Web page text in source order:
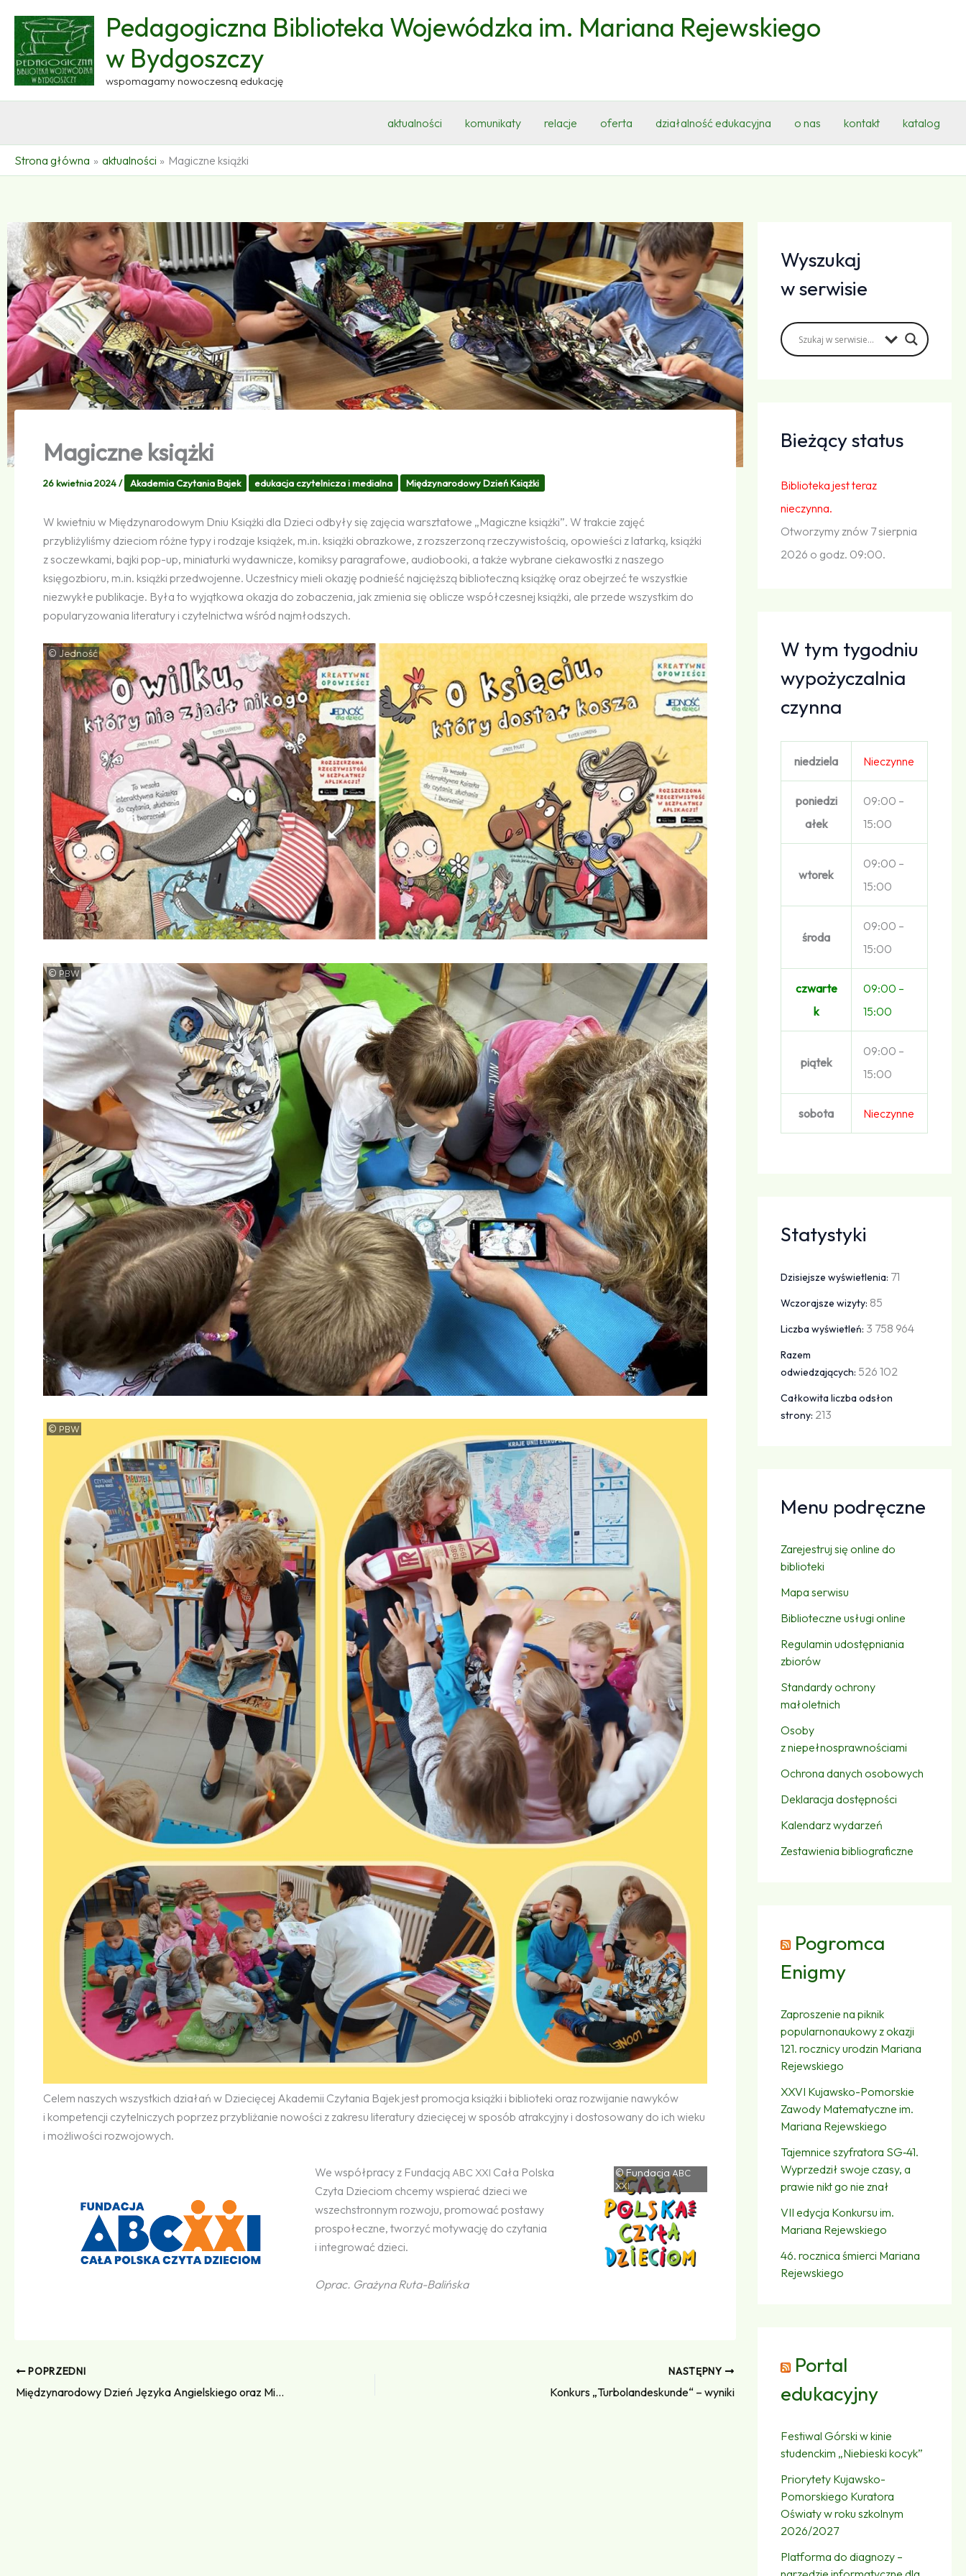
treści
Pedagogiczna Biblioteka Wojewódzka im. Mariana Rejewskiego
w Bydgoszczy
wspomagamy nowoczesną edukację
aktualności komunikaty relacje oferta działalność edukacyjna o nas kontakt katalog
Strona główna aktualności Magiczne książki
Magiczne książki
26 kwietnia 2024/ Akademia Czytania Bajek edukacja czytelnicza i medialna Międzynarodowy Dzień Książki
W kwietniu w Międzynarodowym Dniu Książki dla Dzieci odbyły się zajęcia warsztatowe „Magiczne książki”. W trakcie zajęć
przybliżyliśmy dzieciom różne typy i rodzaje książek, m.in. książki obrazkowe, z rozszerzoną rzeczywistością, opowieści z latarką, książki
z soczewkami, bajki pop-up, miniaturki wydawnicze, komiksy paragrafowe, audiobooki, a także wybrane ciekawostki z naszego
księgozbioru, m.in. książki przedwojenne. Uczestnicy mieli okazję podnieść najcięższą biblioteczną książkę oraz obejrzeć te wszystkie
niezwykłe publikacje. Była to wyjątkowa okazja do zobaczenia, jak zmienia się oblicze współczesnej książki, ale przede wszystkim do
popularyzowania literatury i czytelnictwa wśród najmłodszych.
© Jedność
© PBW
© PBW
Celem naszych wszystkich działań w Dziecięcej Akademii Czytania Bajek jest promocja książki i biblioteki oraz rozwijanie nawyków
i kompetencji czytelniczych poprzez przybliżanie nowości z zakresu literatury dziecięcej w sposób atrakcyjny i dostosowany do ich wieku
i możliwości rozwojowych.
© FundacjaABC
XXI
We współpracy z FundacjąABC XXI Cała Polska
Czyta Dzieciom chcemy wspierać dzieci we
wszechstronnym rozwoju, promować postawy
prospołeczne, tworzyć motywację do czytania
i integrować dzieci.
Oprac. Grażyna Ruta-Balińska
POPRZEDNI
Międzynarodowy Dzień Języka Angielskiego oraz Międzynarodowy Dzień Języka Hiszpańskiego
NASTĘPNY
Konkurs „Turbolandeskunde“ – wyniki
Wyszukaj
w serwisie
Bieżący status
Biblioteka jest teraz
nieczynna.
Otworzymy znów 7 sierpnia
2026 o godz. 09:00.
W tym tygodniu
wypożyczalnia
czynna
niedziela Nieczynne
poniedzi
ałek
09:00 –
15:00
wtorek
09:00 –
15:00
środa
09:00 –
15:00
czwarte
k
09:00 –
15:00
piątek
09:00 –
15:00
sobota Nieczynne
Statystyki
Dzisiejsze wyświetlenia: 71
Wczorajsze wizyty: 85
Liczba wyświetleń: 3 758 964
Razem
odwiedzających: 526 102
Całkowita liczba odsłon
strony: 213
Menu podręczne
Zarejestruj się online do
biblioteki
Mapa serwisu
Biblioteczne usługi online
Regulamin udostępniania
zbiorów
Standardy ochrony
małoletnich
Osoby
z niepełnosprawnościami
Ochrona danych osobowych
Deklaracja dostępności
Kalendarz wydarzeń
Zestawienia bibliograficzne
Pogromca
Enigmy
Zaproszenie na piknik
popularnonaukowy z okazji
121. rocznicy urodzin Mariana
Rejewskiego
XXVI Kujawsko-Pomorskie
Zawody Matematyczne im.
Mariana Rejewskiego
Tajemnice szyfratora SG‑41.
Wyprzedził swoje czasy, a
prawie nikt go nie znał
VII edycja Konkursu im.
Mariana Rejewskiego
46. rocznica śmierci Mariana
Rejewskiego
Portal
edukacyjny
Festiwal Górski w kinie
studenckim „Niebieski kocyk”
Priorytety Kujawsko-
Pomorskiego Kuratora
Oświaty w roku szkolnym
2026/2027
Platforma do diagnozy –